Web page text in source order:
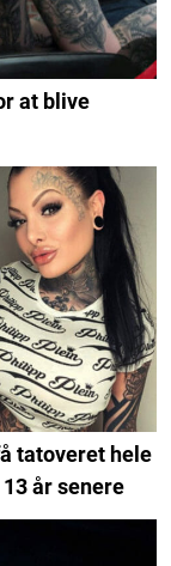
at blive
tatoveret hele
år senere